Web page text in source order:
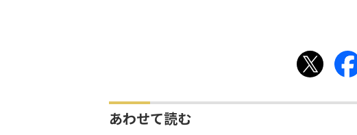
あわせて読む